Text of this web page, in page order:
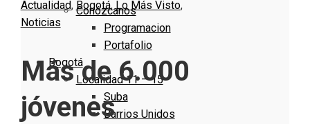
Conózcanos
Programacion
Portafolio
Bogotá
Localidad 11 – 15
Suba
Barrios Unidos
Actualidad, Bogotá, Lo Más Visto,
Noticias
Más de 6.000
jóvenes